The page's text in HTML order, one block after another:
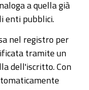
a quella già
enti pubblici.
nel registro per
tramite un
dell'iscritto. Con